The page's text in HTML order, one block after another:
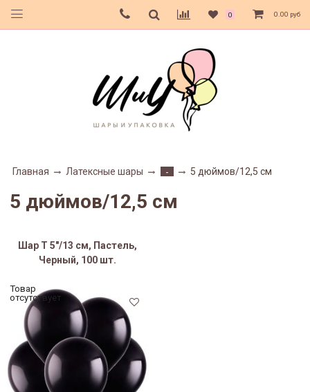
0 0.00 руб
Главная Латексные шары - 5 дюймов/12,5 см
5 дюймов/12,5 см
Шар Т 5"/13 см, Пастель,
Черный, 100 шт.
Товар
отсутствует